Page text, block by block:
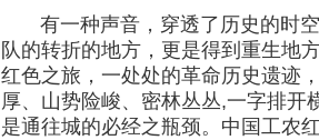
有一种声音，穿透了历史的时空
队的转折的地方，更是得到重生地
红色之旅，一处处的革命历史遗迹
厚、山势险峻、密林丛丛,一字排开
是通往城的必经之瓶颈。中国工农